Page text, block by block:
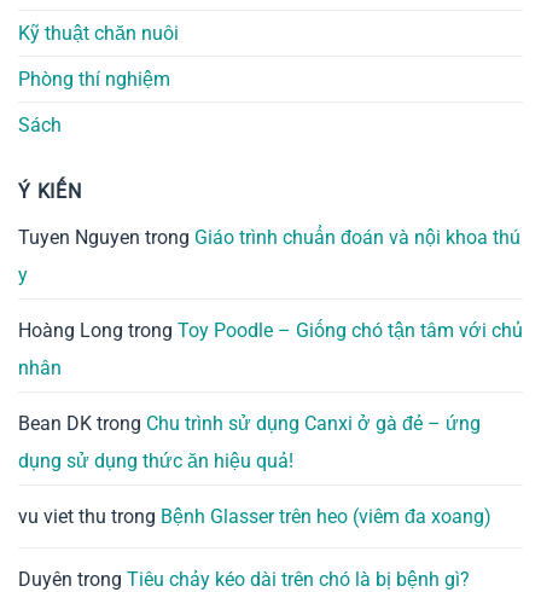
Kỹ thuật chăn nuôi
Phòng thí nghiệm
Sách
Ý KIẾN
Tuyen Nguyen trong Giáo trình chuẩn đoán và nội khoa thú
y
Hoàng Long trong Toy Poodle – Giống chó tận tâm với chủ
nhân
Bean DK trong Chu trình sử dụng Canxi ở gà đẻ – ứng
dụng sử dụng thức ăn hiệu quả!
vu viet thu trong Bệnh Glasser trên heo (viêm đa xoang)
Duyên trong Tiêu chảy kéo dài trên chó là bị bệnh gì?